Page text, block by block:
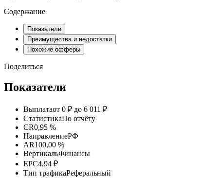
Содержание
Показатели
Преимущества и недостатки
Похожие офферы
Поделиться
Показатели
Выплатаот 0 ₽ до 6 011 ₽
СтатистикаПо отчёту
CR0,95 %
НаправлениеРФ
AR100,00 %
ВертикальФинансы
EPC4,94 ₽
Тип трафикаРеферальный